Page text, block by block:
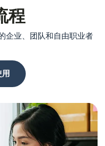
程
企业、团队和自由职业者